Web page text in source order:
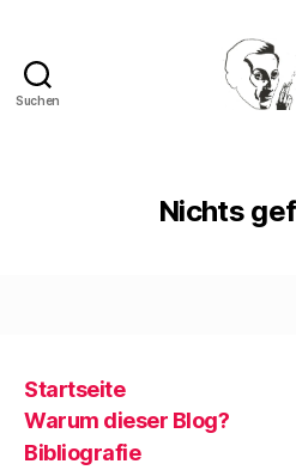
Suchen
Nichts
Startseite
Warum dieser Blog?
Bibliografie